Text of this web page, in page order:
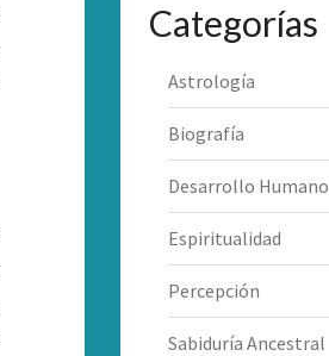
Categorías
Astrología
Biografía
Desarrollo Humano
Espiritualidad
Percepción
Sabiduría Ancestral